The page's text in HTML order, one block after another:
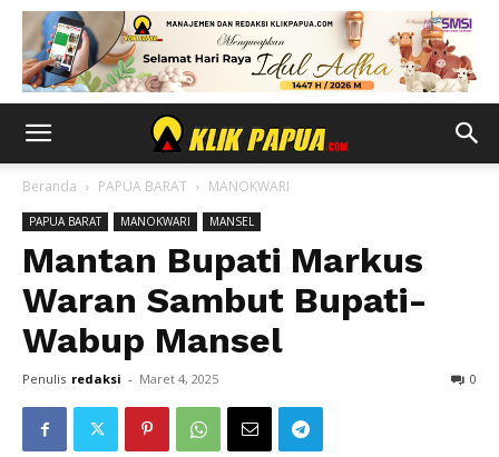
Beranda PAPUA BARAT MANOKWARI
PAPUA BARAT MANOKWARI MANSEL
Mantan Bupati Markus
Waran Sambut Bupati-
Wabup Mansel
Penulis redaksi - Maret 4, 2025 0